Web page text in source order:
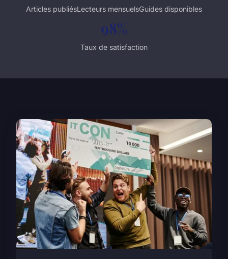
Articles publiésLecteurs mensuelsGuides disponibles
98%
Taux de satisfaction